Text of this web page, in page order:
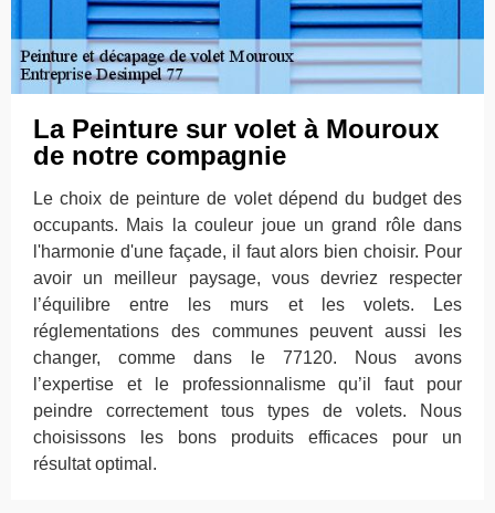
La Peinture sur volet à Mouroux
de notre compagnie
Le choix de peinture de volet dépend du budget des
occupants. Mais la couleur joue un grand rôle dans
l'harmonie d'une façade, il faut alors bien choisir. Pour
avoir un meilleur paysage, vous devriez respecter
l’équilibre entre les murs et les volets. Les
réglementations des communes peuvent aussi les
changer, comme dans le 77120. Nous avons
l’expertise et le professionnalisme qu’il faut pour
peindre correctement tous types de volets. Nous
choisissons les bons produits efficaces pour un
résultat optimal.